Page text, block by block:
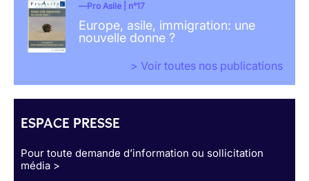
Pro Asile | n°17
Europe, asile, immigration: une
nouvelle donne ?
> Voir toutes nos publications
ESPACE PRESSE
Pour toute demande d’information ou sollicitation
média >